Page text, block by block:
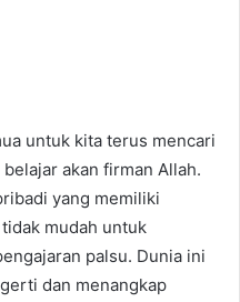
untuk kita terus mencari
akan firman Allah.
yang memiliki
mudah untuk
palsu. Dunia ini
dan menangkap